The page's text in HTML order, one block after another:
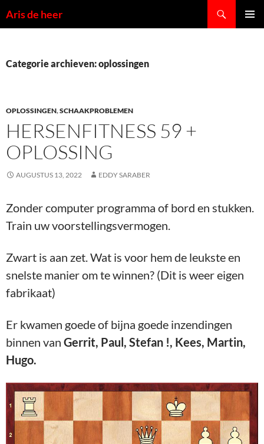
naar
Aris de heer
Categorie archieven: oplossingen
OPLOSSINGEN,SCHAAKPROBLEMEN
HERSENFITNESS 59 +
OPLOSSING
AUGUSTUS 13, 2022 EDDY SARABER
Zonder computer programma of bord en stukken.
Train uw voorstellingsvermogen.
Zwart is aan zet. Wat is voor hem de leukste en
snelste manier om te winnen? (Dit is weer eigen
fabrikaat)
Er kwamen goede of bijna goede inzendingen
binnen van Gerrit, Paul, Stefan !, Kees, Martin,
Hugo.